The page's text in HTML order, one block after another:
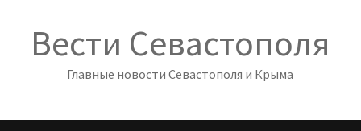
содержимому
Вести Севастополя
Главные новости Севастополя и Крыма